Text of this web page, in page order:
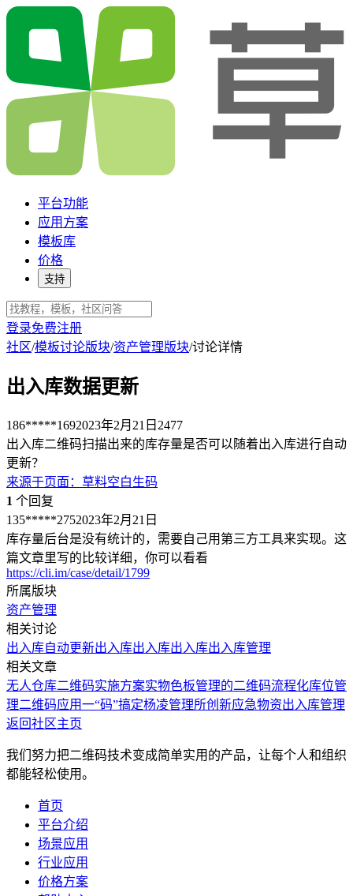
平台功能
应用方案
模板库
价格
支持
登录免费注册
社区/模板讨论版块/资产管理版块/讨论详情
出入库数据更新
186*****1692023年2月21日 2477
出入库二维码扫描出来的库存量是否可以随着出入库进行自动
更新？
来源于页面 ： 草料空白生码
1 个回复
135*****2752023年2月21日
库存量后台是没有统计的，需要自己用第三方工具来实现。这
篇文章里写的比较详细，你可以看看
https://cli.im/case/detail/1799
所属版块
资产管理
相关讨论
出入库自动更新出入库出入库出入库出入库管理
相关文章
无人仓库二维码实施方案实物色板管理的二维码流程化库位管
理二维码应用一“码”搞定杨凌管理所创新应急物资出入库管理
返回社区主页
我们努力把二维码技术变成简单实用的产品，让每个人和组织
都能轻松使用。
首页
平台介绍
场景应用
行业应用
价格方案